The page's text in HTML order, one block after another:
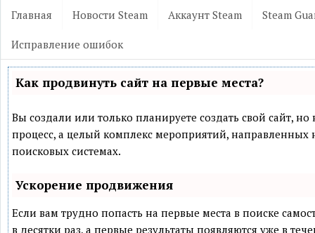
Главная Новости Steam Аккаунт Steam Steam
Исправление ошибок
Как продвинуть сайт на первые места?
Вы создали или только планируете создать свой сайт,
процесс, а целый комплекс мероприятий,
поисковых системах.
Ускорение продвижения
Если вам трудно попасть на первые места в поиске
в десятки раз, а первые результаты появляются уже в